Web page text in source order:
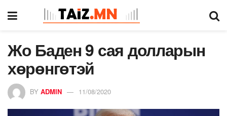
Жо Баден 9 сая долларын
хөрөнгөтэй
BY ADMIN 11/08/2020